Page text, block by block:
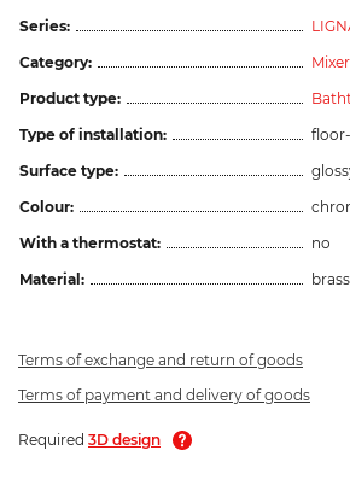
Series:
Category:
Product type:
Type of installation:
Surface type:
Colour:
With a thermostat:
no
Material:
brass
Terms of exchange and return of goods
Terms of payment and delivery of goods
Required 3D design